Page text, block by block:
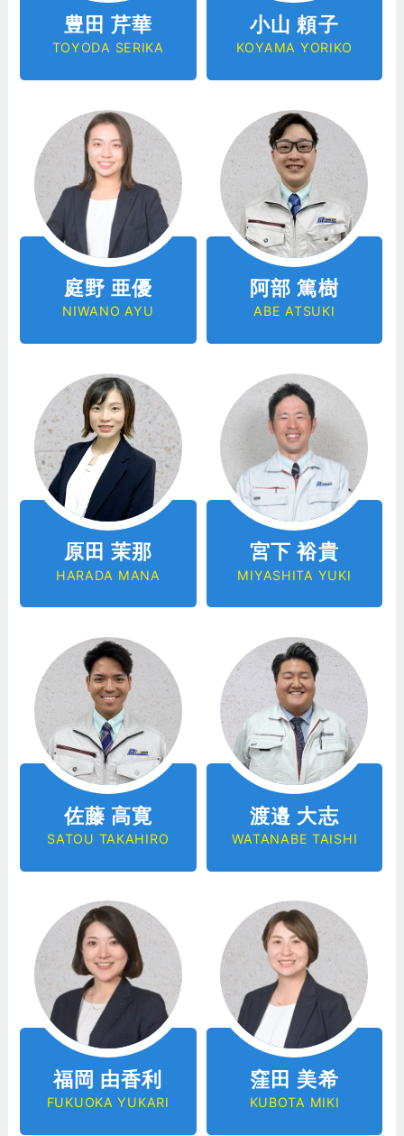
豊田 芹華
TOYODA SERIKA
小山 頼子
KOYAMA YORIKO
庭野 亜優
NIWANO AYU
阿部 篤樹
ABE ATSUKI
原田 茉那
HARADA MANA
宮下 裕貴
MIYASHITA YUKI
佐藤 高寛
SATOU TAKAHIRO
渡邉 大志
WATANABE TAISHI
福岡 由香利
FUKUOKA YUKARI
窪田 美希
KUBOTA MIKI